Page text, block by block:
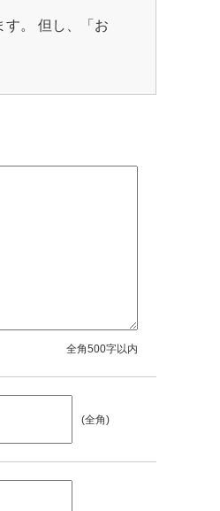
す。 但し、「お
全角500字以内
(全角)